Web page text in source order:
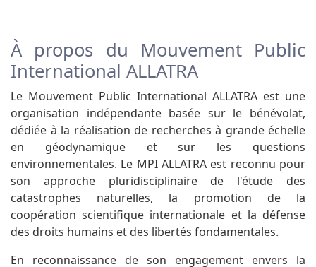
À propos du Mouvement Public
International ALLATRA
Le Mouvement Public International ALLATRA est une
organisation indépendante basée sur le bénévolat,
dédiée à la réalisation de recherches à grande échelle
en géodynamique et sur les questions
environnementales. Le MPI ALLATRA est reconnu pour
son approche pluridisciplinaire de l'étude des
catastrophes naturelles, la promotion de la
coopération scientifique internationale et la défense
des droits humains et des libertés fondamentales.
En reconnaissance de son engagement envers la